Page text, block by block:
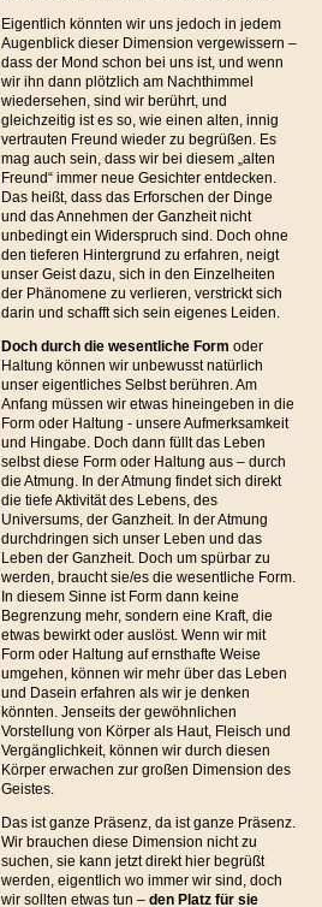
Eigentlich könnten wir uns jedoch in jedem
Augenblick dieser Dimension vergewissern –
dass der Mond schon bei uns ist, und wenn
wir ihn dann plötzlich am Nachthimmel
wiedersehen, sind wir berührt, und
gleichzeitig ist es so, wie einen alten, innig
vertrauten Freund wieder zu begrüßen. Es
mag auch sein, dass wir bei diesem „alten
Freund“ immer neue Gesichter entdecken.
Das heißt, dass das Erforschen der Dinge
und das Annehmen der Ganzheit nicht
unbedingt ein Widerspruch sind. Doch ohne
den tieferen Hintergrund zu erfahren, neigt
unser Geist dazu, sich in den Einzelheiten
der Phänomene zu verlieren, verstrickt sich
darin und schafft sich sein eigenes Leiden.
Doch durch die wesentliche Form oder
Haltung können wir unbewusst natürlich
unser eigentliches Selbst berühren. Am
Anfang müssen wir etwas hineingeben in die
Form oder Haltung - unsere Aufmerksamkeit
und Hingabe. Doch dann füllt das Leben
selbst diese Form oder Haltung aus – durch
die Atmung. In der Atmung findet sich direkt
die tiefe Aktivität des Lebens, des
Universums, der Ganzheit. In der Atmung
durchdringen sich unser Leben und das
Leben der Ganzheit. Doch um spürbar zu
werden, braucht sie/es die wesentliche Form.
In diesem Sinne ist Form dann keine
Begrenzung mehr, sondern eine Kraft, die
etwas bewirkt oder auslöst. Wenn wir mit
Form oder Haltung auf ernsthafte Weise
umgehen, können wir mehr über das Leben
und Dasein erfahren als wir je denken
könnten. Jenseits der gewöhnlichen
Vorstellung von Körper als Haut, Fleisch und
Vergänglichkeit, können wir durch diesen
Körper erwachen zur großen Dimension des
Geistes.
Das ist ganze Präsenz, da ist ganze Präsenz.
Wir brauchen diese Dimension nicht zu
suchen, sie kann jetzt direkt hier begrüßt
werden, eigentlich wo immer wir sind, doch
wir sollten etwas tun – den Platz für sie